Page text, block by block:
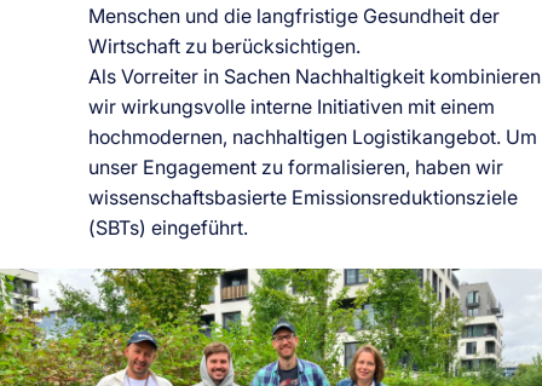
Menschen und die langfristige Gesundheit der
Wirtschaft zu berücksichtigen.
Als Vorreiter in Sachen Nachhaltigkeit kombinieren
wir wirkungsvolle interne Initiativen mit einem
hochmodernen, nachhaltigen Logistikangebot. Um
unser Engagement zu formalisieren, haben wir
wissenschaftsbasierte Emissionsreduktionsziele
(SBTs) eingeführt.